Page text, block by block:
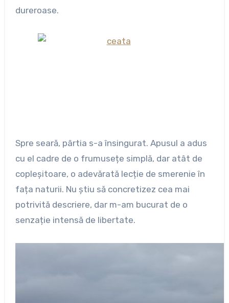
dureroase.
Spre seară, pârtia s-a însingurat. Apusul a adus
cu el cadre de o frumusețe simplă, dar atât de
copleșitoare, o adevărată lecție de smerenie în
fața naturii. Nu știu să concretizez cea mai
potrivită descriere, dar m-am bucurat de o
senzație intensă de libertate.